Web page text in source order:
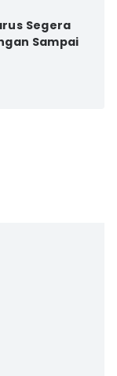
Segera
Sampai